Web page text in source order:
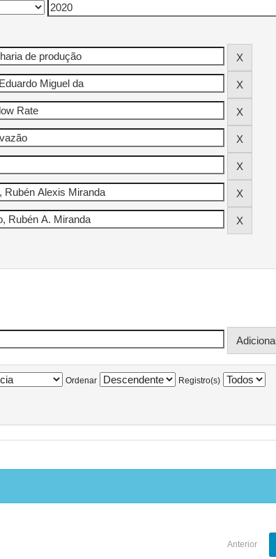
Ordenar Registro(s)
Anterior